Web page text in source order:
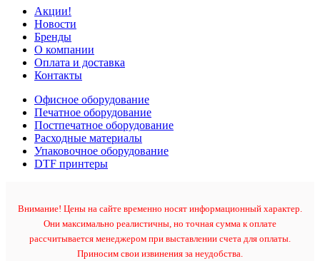
Акции!
Новости
Бренды
О компании
Оплата и доставка
Контакты
Офисное оборудование
Печатное оборудование
Постпечатное оборудование
Расходные материалы
Упаковочное оборудование
DTF принтеры
Внимание! Цены на сайте временно носят информационный характер.
Они максимально реалистичны, но точная сумма к оплате
рассчитывается менеджером при выставлении счета для оплаты.
Приносим свои извинения за неудобства.